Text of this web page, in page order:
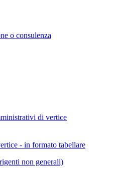
o consulenza
di vertice
- in formato tabellare
non generali)